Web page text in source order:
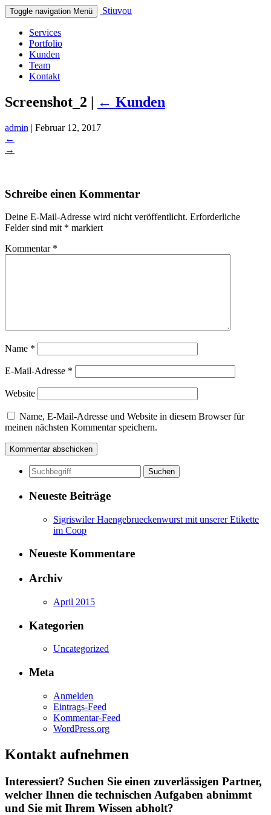
Toggle navigation Menü Stiuvou
Services
Portfolio
Kunden
Team
Kontakt
Screenshot_2 | ← Kunden
admin | Februar 12, 2017
←
→
Schreibe einen Kommentar
Deine E-Mail-Adresse wird nicht veröffentlicht. Erforderliche
Felder sind mit * markiert
Kommentar *
Name *
E-Mail-Adresse *
Website
Name, E-Mail-Adresse und Website in diesem Browser für
meinen nächsten Kommentar speichern.
Neueste Beiträge
Sigriswiler Haengebrueckenwurst mit unserer Etikette
im Coop
Neueste Kommentare
Archiv
April 2015
Kategorien
Uncategorized
Meta
Anmelden
Eintrags-Feed
Kommentar-Feed
WordPress.org
Kontakt aufnehmen
Interessiert? Suchen Sie einen zuverlässigen Partner,
welcher Ihnen die technischen Aufgaben abnimmt
und Sie mit Ihrem Wissen abholt?